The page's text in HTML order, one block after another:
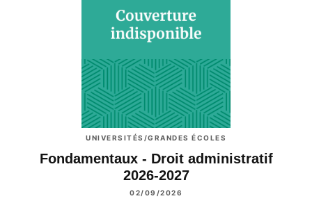
UNIVERSITÉS/GRANDES ÉCOLES
Fondamentaux - Droit administratif
2026-2027
02/09/2026